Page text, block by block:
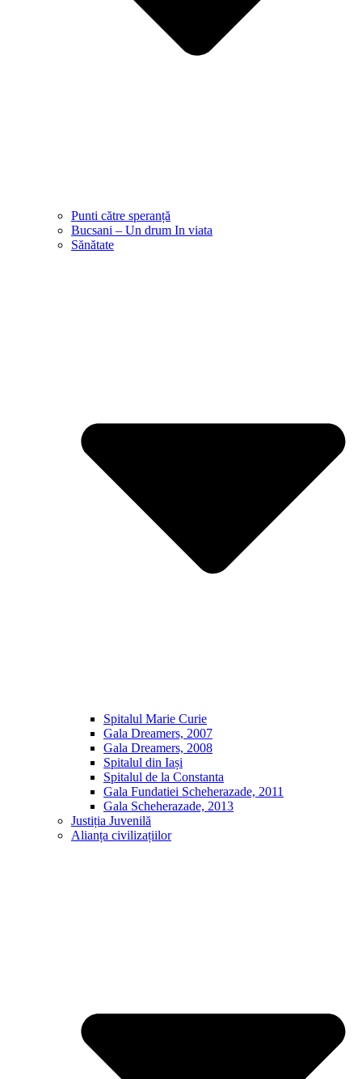
Punti către speranță
Bucsani – Un drum In viata
Sănătate
Spitalul Marie Curie
Gala Dreamers, 2007
Gala Dreamers, 2008
Spitalul din Iași
Spitalul de la Constanta
Gala Fundatiei Scheherazade, 2011
Gala Scheherazade, 2013
Justiția Juvenilă
Alianța civilizațiilor